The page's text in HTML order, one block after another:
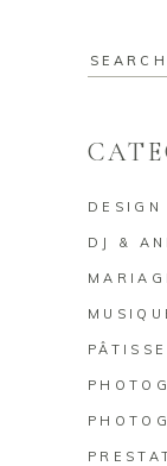
DESIGN
DJ &